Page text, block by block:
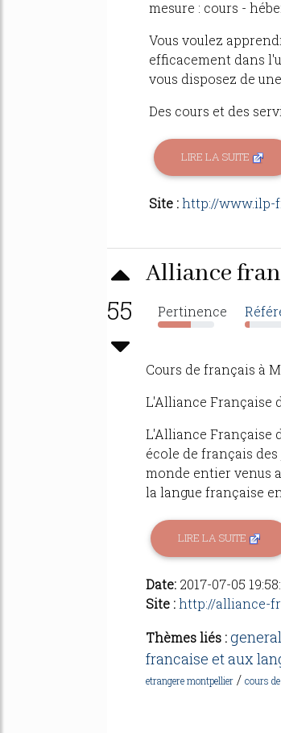
mesure : cours -
Vous voulez
efficacement dans
vous disposez de
Des cours et des
LIRE LA SUITE
Site :http://www.ilp-
55
Alliance
Pertinence
59% 8%
Cours de français à
L'Alliance Française
L'Alliance Française
école de français
monde entier venus
la langue française
LIRE LA SUITE
Date: 2017-07-05
Site :http://alliance-
Thèmes liés :
francaise et aux
etrangere montpellier / cours